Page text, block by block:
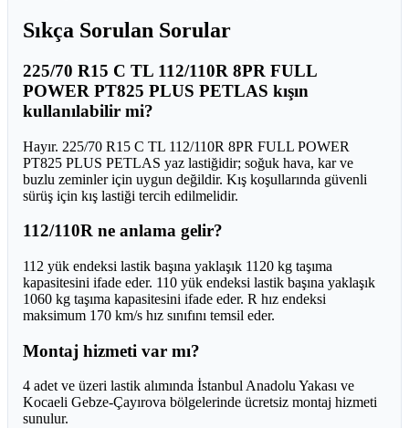
Sıkça Sorulan Sorular
225/70 R15 C TL 112/110R 8PR FULL
POWER PT825 PLUS PETLAS kışın
kullanılabilir mi?
Hayır. 225/70 R15 C TL 112/110R 8PR FULL POWER
PT825 PLUS PETLAS yaz lastiğidir; soğuk hava, kar ve
buzlu zeminler için uygun değildir. Kış koşullarında güvenli
sürüş için kış lastiği tercih edilmelidir.
112/110R ne anlama gelir?
112 yük endeksi lastik başına yaklaşık 1120 kg taşıma
kapasitesini ifade eder. 110 yük endeksi lastik başına yaklaşık
1060 kg taşıma kapasitesini ifade eder. R hız endeksi
maksimum 170 km/s hız sınıfını temsil eder.
Montaj hizmeti var mı?
4 adet ve üzeri lastik alımında İstanbul Anadolu Yakası ve
Kocaeli Gebze-Çayırova bölgelerinde ücretsiz montaj hizmeti
sunulur.